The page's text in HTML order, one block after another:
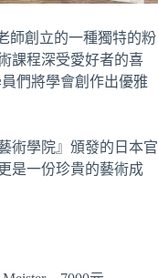
師創立的一種獨特的粉
課程深受愛好者的喜
們將學會創作出優雅
術學院』頒發的日本官
是一份珍貴的藝術成